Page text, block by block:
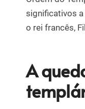
significativos
o rei francês,
A